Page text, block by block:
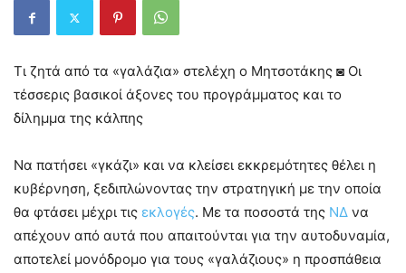
Τι ζητά από τα «γαλάζια» στελέχη ο Μητσοτάκης ◙ Οι
τέσσερις βασικοί άξονες του προγράμματος και το
δίλημμα της κάλπης
Να πατήσει «γκάζι» και να κλείσει εκκρεμότητες θέλει η
κυβέρνηση, ξεδιπλώνοντας την στρατηγική με την οποία
θα φτάσει μέχρι τις εκλογές. Με τα ποσοστά της ΝΔ να
απέχουν από αυτά που απαιτούνται για την αυτοδυναμία,
αποτελεί μονόδρομο για τους «γαλάζιους» η προσπάθεια